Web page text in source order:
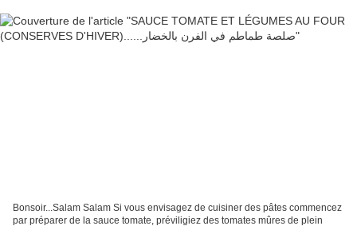
Bonsoir...Salam Salam Si vous envisagez de cuisiner des pâtes commencez
par préparer de la sauce tomate, préviligiez des tomates mûres de plein